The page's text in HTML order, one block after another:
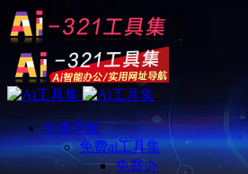
分类导航
免费ai工具集
免费办